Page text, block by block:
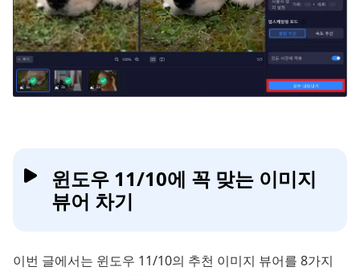
윈도우 11/10에 꼭 맞는 이미지
뷰어 차기
이번 글에서는 윈도우 11/10의 추천 이미지 뷰어를 8가지